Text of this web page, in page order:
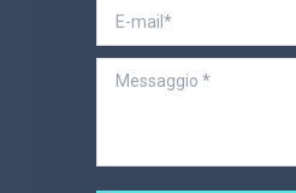
E-mail*
Messaggio *